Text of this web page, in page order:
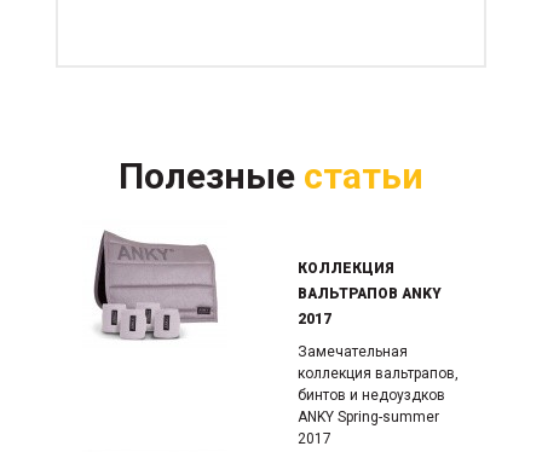
Полезные статьи
КОЛЛЕКЦИЯ
ВАЛЬТРАПОВ ANKY
2017
Замечательная
коллекция вальтрапов,
бинтов и недоуздков
ANKY Spring-summer
2017